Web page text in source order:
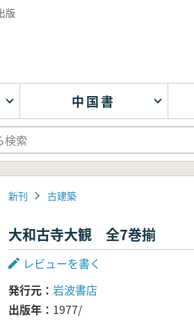
版
中国書
新刊 古建築
大和古寺大観 全7巻揃
レビューを書く
発行元
岩波書店
出版年
1977/